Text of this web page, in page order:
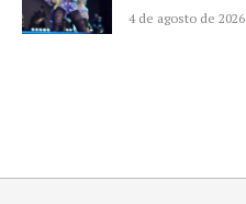
4 de agosto de 2026